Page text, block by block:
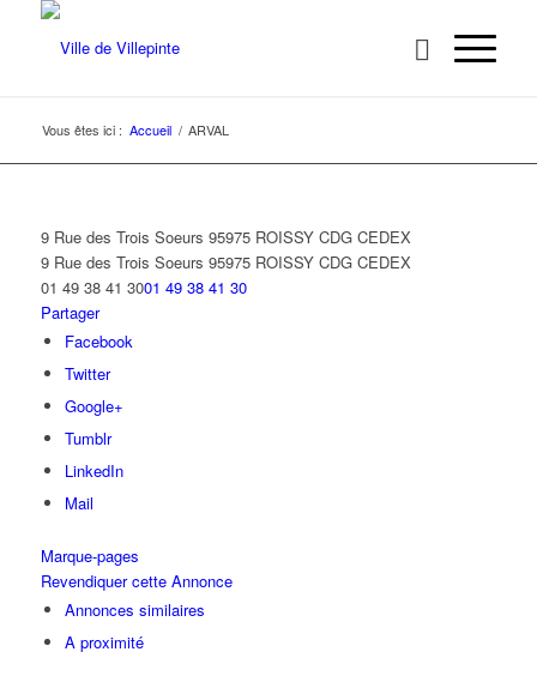
Vous êtes ici : Accueil / ARVAL
9 Rue des Trois Soeurs 95975 ROISSY CDG CEDEX
9 Rue des Trois Soeurs 95975 ROISSY CDG CEDEX
01 49 38 41 3001 49 38 41 30
Partager
Facebook
Twitter
Google+
Tumblr
LinkedIn
Mail
Marque-pages
Revendiquer cette Annonce
Annonces similaires
A proximité